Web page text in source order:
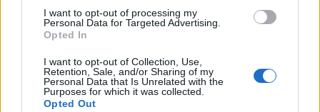
I want to opt-out of processing my
Personal Data for Targeted Advertising.
Opted In
I want to opt-out of Collection, Use,
Retention, Sale, and/or Sharing of my
Personal Data that Is Unrelated with the
Purposes for which it was collected.
Opted Out
ARTICOLI CORRELATI